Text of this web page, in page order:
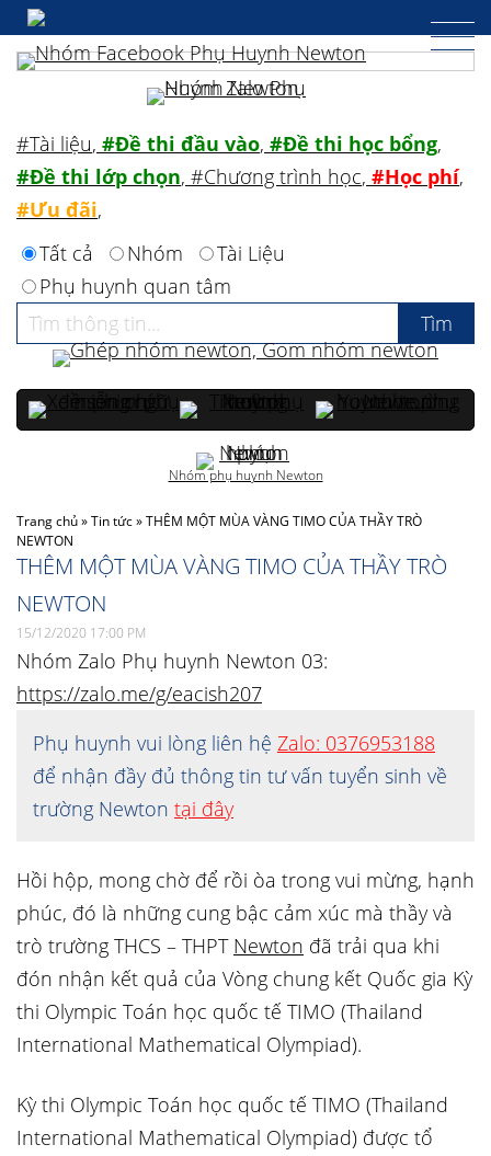
Trang chủ»Tin tức»THÊM MỘT MÙA VÀNG TIMO CỦA THẦY TRÒ
NEWTON
THÊM MỘT MÙA VÀNG TIMO CỦA THẦY TRÒ
NEWTON
15/12/2020 17:00 PM
Nhóm Zalo Phụ huynh Newton 03:
https://zalo.me/g/eacish207
Phụ huynh vui lòng liên hệ Zalo: 0376953188
để nhận đầy đủ thông tin tư vấn tuyển sinh về
trường Newton tại đây
Hồi hộp, mong chờ để rồi òa trong vui mừng, hạnh
phúc, đó là những cung bậc cảm xúc mà thầy và
trò trường THCS – THPT Newton đã trải qua khi
đón nhận kết quả của Vòng chung kết Quốc gia Kỳ
thi Olympic Toán học quốc tế TIMO (Thailand
International Mathematical Olympiad).
Kỳ thi Olympic Toán học quốc tế TIMO (Thailand
International Mathematical Olympiad) được tổ
#Tài liệu, #Đề thi đầu vào, #Đề thi học bổng,
#Đề thi lớp chọn, #Chương trình học, #Học phí,
#Ưu đãi,
Tất cả
Nhóm
Tài Liệu
Phụ huynh quan tâm
Nhóm phụ huynh Newton